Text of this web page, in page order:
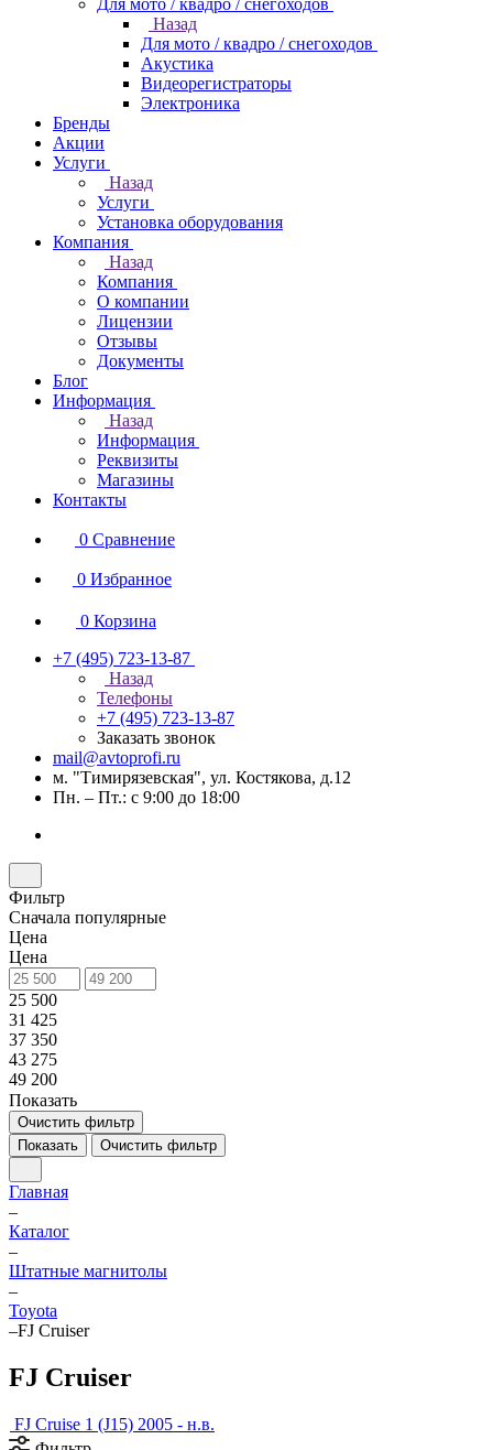
Для мото / квадро / снегоходов
Назад
Для мото / квадро / снегоходов
Акустика
Видеорегистраторы
Электроника
Бренды
Акции
Услуги
Назад
Услуги
Установка оборудования
Компания
Назад
Компания
О компании
Лицензии
Отзывы
Документы
Блог
Информация
Назад
Информация
Реквизиты
Магазины
Контакты
0 Сравнение
0 Избранное
0 Корзина
+7 (495) 723-13-87
Назад
Телефоны
+7 (495) 723-13-87
Заказать звонок
mail@avtoprofi.ru
м. "Тимирязевская", ул. Костякова, д.12
Пн. – Пт.: с 9:00 до 18:00
Фильтр
Сначала популярные
Цена
Цена
25 500
31 425
37 350
43 275
49 200
Показать
Очистить фильтр
Показать
Очистить фильтр
Главная
–
Каталог
–
Штатные магнитолы
–
Toyota
–FJ Cruiser
FJ Cruiser
FJ Cruise 1 (J15) 2005 - н.в.